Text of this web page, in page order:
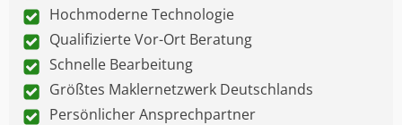
Hochmoderne Technologie
Qualifizierte Vor-Ort Beratung
Schnelle Bearbeitung
Größtes Maklernetzwerk Deutschlands
Persönlicher Ansprechpartner